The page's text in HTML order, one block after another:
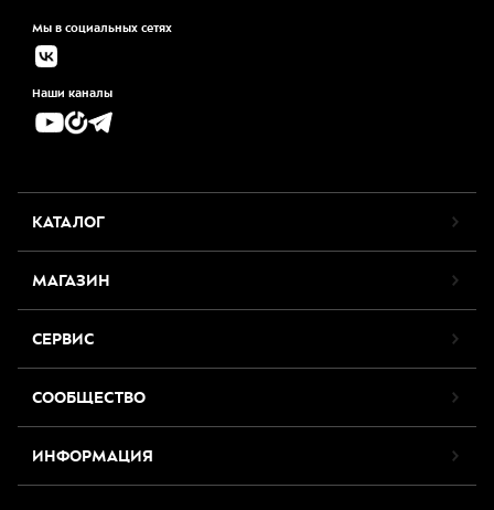
Мы в социальных сетях
Наши каналы
КАТАЛОГ
МАГАЗИН
СЕРВИС
СООБЩЕСТВО
ИНФОРМАЦИЯ